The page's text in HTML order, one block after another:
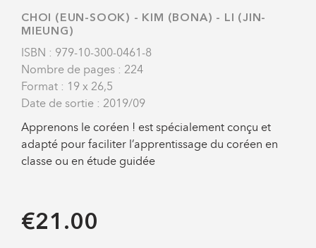
CHOI (EUN-SOOK) - KIM (BONA) -
LI (JIN-
MIEUNG)
ISBN : 979-10-300-0461-8
Nombre de pages : 224
Format : 19 x 26,5
Date de sortie : 2019/09
Apprenons le coréen ! est spécialement conçu et
adapté pour faciliter l’apprentissage du coréen en
classe ou en étude guidée
€21.00